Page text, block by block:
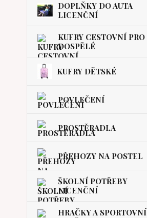
DOPLŇKY DO AUTA
LICENČNÍ
KUFRY CESTOVNÍ PRO
DOSPĚLÉ
KUFRY DĚTSKÉ
POVLEČENÍ
PROSTĚRADLA
PŘEHOZY NA POSTEL
ŠKOLNÍ POTŘEBY
LICENČNÍ
HRAČKY A SPORTOVNÍ